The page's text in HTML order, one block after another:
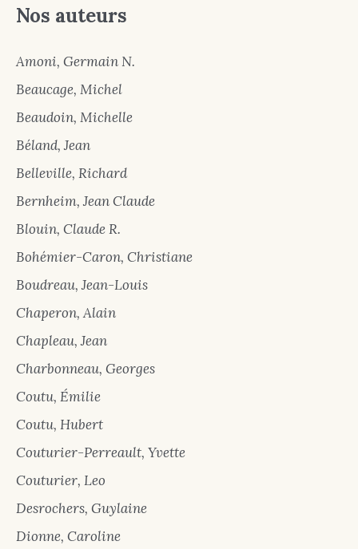
Nos auteurs
Amoni, Germain N.
Beaucage, Michel
Beaudoin, Michelle
Béland, Jean
Belleville, Richard
Bernheim, Jean Claude
Blouin, Claude R.
Bohémier-Caron, Christiane
Boudreau, Jean-Louis
Chaperon, Alain
Chapleau, Jean
Charbonneau, Georges
Coutu, Émilie
Coutu, Hubert
Couturier-Perreault, Yvette
Couturier, Leo
Desrochers, Guylaine
Dionne, Caroline